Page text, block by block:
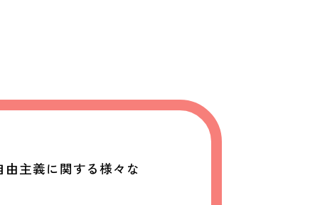
主義に関する様々な